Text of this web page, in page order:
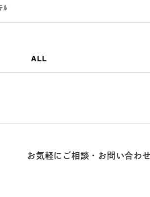
ﾙ
ALL
お気軽にご相談・お問い合わ